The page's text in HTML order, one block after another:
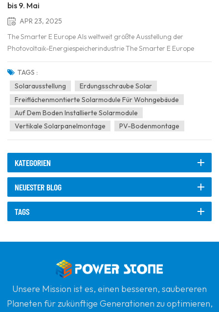
bis 9. Mai
APR 23, 2025
The Smarter E Europe Als weltweit größte Ausstellung der
Photovoltaik-Energiespeicherindustrie The Smarter E Europe
2025 findet vom 7. bis 9. Mai auf dem Neuen Internationalen
Messegelände in München statt. Diese Ausstellung ist nicht nur eine
Bühne für die führenden Unternehmen der Branche, um ihr...
TAGS :
Solarausstellung
Erdungsschraube Solar
Freiflächenmontierte Solarmodule Für Wohngebäude
Auf Dem Boden Installierte Solarmodule
Vertikale Solarpanelmontage
PV-Bodenmontage
KATEGORIEN
NEUESTER BLOG
TAGS
Unsere Mission ist es, einen besseren, saubereren
Planeten für zukünftige Generationen zu optimieren,